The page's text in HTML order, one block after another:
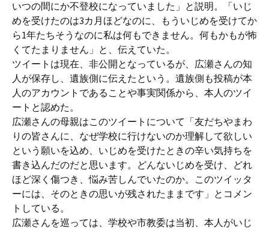
いつの間にか不登校になっていました」と説明。「いじ
めを受けたのは3カ月ほどなのに、もういじめを受けてか
ら1年たちそうなのに私は何もできません。何もかもが怖
くてたまりません」と、伝えていた。
ツイートは現在、非公開となっているが、広瀬さんの知
人が保存し、遺族側に伝えたという。遺族側も投稿が本
人のアカウントであることや事実関係から、本人のツイ
ートと認めた。
広瀬さんの母親はこのツイートについて「友だちやまわ
りの皆さんに、なぜ学校に行けないのか理解して欲しい
という願いを込め、いじめを受けたときの辛い気持ちを
書き込んだのだと思います。どんないじめを受け、どれ
ほど深く傷つき、悩み苦しんでいたのか。このツイッタ
ーには、そのときの思いが残されたままです」とコメン
トしている。
広瀬さんを巡っては、学校や市教委は当初、本人がいじ